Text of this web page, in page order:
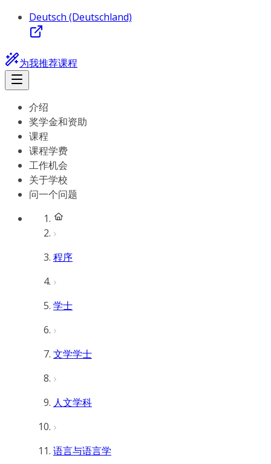
Deutsch (Deutschland)
为我推荐课程
介绍
奖学金和资助
课程
课程学费
工作机会
关于学校
问一个问题
程序
学士
文学学士
人文学科
语言与语言学